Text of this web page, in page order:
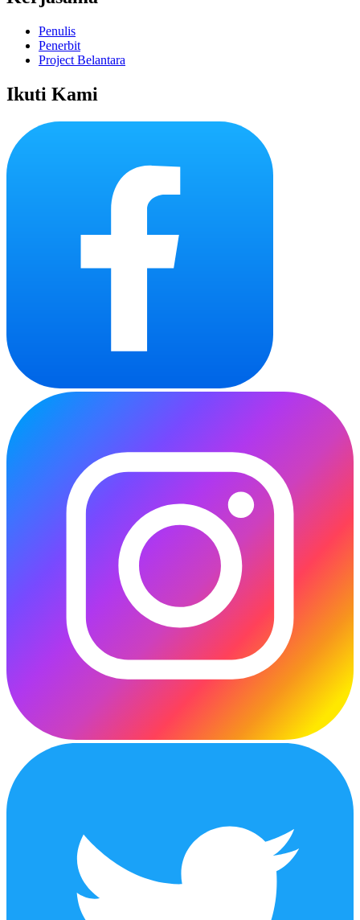
Penulis
Penerbit
Project Belantara
Ikuti Kami